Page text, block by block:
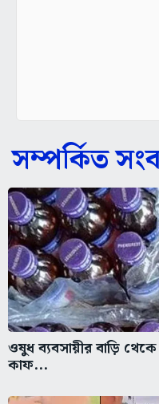
সম্পর্কিত
ওষুধ ব্যবসায়ীর বাড়ি
কাফ...